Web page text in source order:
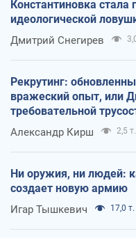
Константиновка стала
идеологической
оккупантов
Дмитрий Снегирев
Рекрутинг:
вражеский опыт, или
требовательной
Александр Кирш 2,5 т.
Ни оружия, ни людей:
создает новую армию
Игар Тышкевич 17,0 т.